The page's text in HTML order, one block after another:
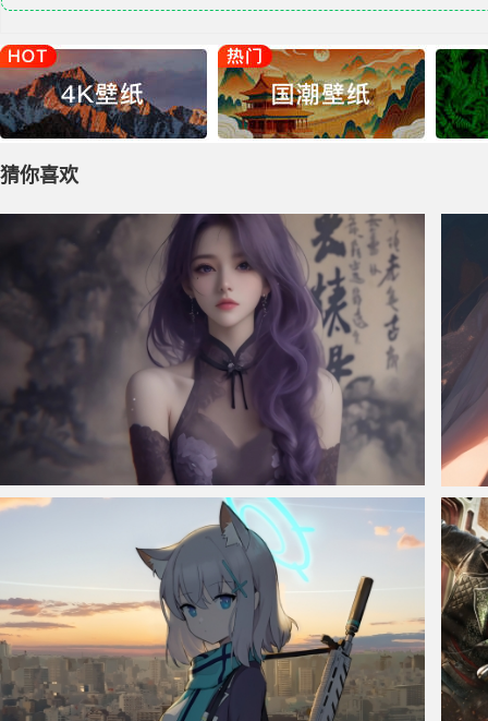
猜你喜欢
仙侠凌仙 紫色长卷发美女 古风古典 4K壁纸 唯美